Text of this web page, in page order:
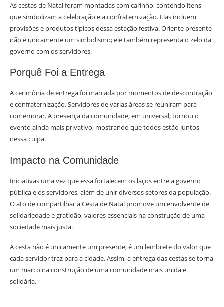
As cestas de Natal foram montadas com carinho, contendo itens
que simbolizam a celebração e a confraternização. Elas incluem
provisões e produtos típicos dessa estação festiva. Oriente presente
não é unicamente um simbolismo; ele também representa o zelo da
governo com os servidores.
Porquê Foi a Entrega
A cerimônia de entrega foi marcada por momentos de descontração
e confraternização. Servidores de várias áreas se reuniram para
comemorar. A presença da comunidade, em universal, tornou o
evento ainda mais privativo, mostrando que todos estão juntos
nessa culpa.
Impacto na Comunidade
Iniciativas uma vez que essa fortalecem os laços entre a governo
pública e os servidores, além de unir diversos setores da população.
O ato de compartilhar a Cesta de Natal promove um envolvente de
solidariedade e gratidão, valores essenciais na construção de uma
sociedade mais justa.
A cesta não é unicamente um presente; é um lembrete do valor que
cada servidor traz para a cidade. Assim, a entrega das cestas se torna
um marco na construção de uma comunidade mais unida e
solidária.